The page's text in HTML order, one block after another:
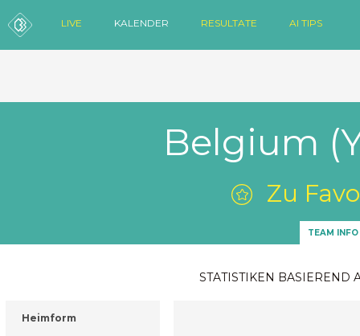
LIVE KALENDER RESULTATE AI TIPS
Belgium
Zu
TEAM INFO
STATISTIKEN BASIEREND
Heimform